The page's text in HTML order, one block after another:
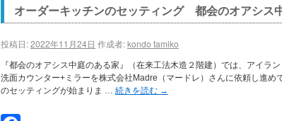
オーダーキッチンのセッティング 都会のオアシス
投稿日:2022年11月24日 作成者:kondo tamiko
『都会のオアシス中庭のある家』（在来工法木造２階建）では、アイラ
洗面カウンター+ミラーを株式会社Madre（マードレ）さんに依頼し進め
のセッティングが始まりま … 続きを読む →